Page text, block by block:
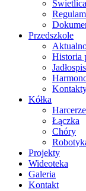
Przedszkole
Historia
Jadłospis
Kółka
Harcerze
Łączka
Chóry
Projekty
Wideoteka
Galeria
Kontakt